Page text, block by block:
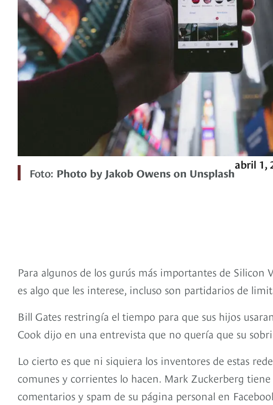
Foto: Photo by Jakob Owens on Unsplash
abril 1,
Para algunos de los gurús más importantes de Silicon
es algo que les interese, incluso son partidarios de
Bill Gates restringía el tiempo para que sus hijos
Cook dijo en una entrevista que no quería que su
Lo cierto es que ni siquiera los inventores de estas
comunes y corrientes lo hacen. Mark Zuckerberg
comentarios y spam de su página personal en